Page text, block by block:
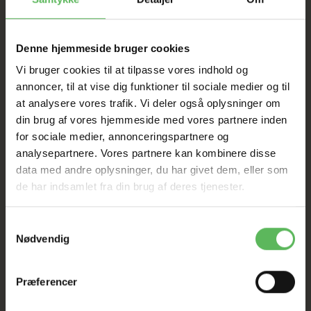
Denne hjemmeside bruger cookies
Vi bruger cookies til at tilpasse vores indhold og
annoncer, til at vise dig funktioner til sociale medier og til
at analysere vores trafik. Vi deler også oplysninger om
din brug af vores hjemmeside med vores partnere inden
for sociale medier, annonceringspartnere og
analysepartnere. Vores partnere kan kombinere disse
data med andre oplysninger, du har givet dem, eller som
de har indsamlet fra din brug af deres tjenester.
Nødvendig
Præferencer
SAT NED
Tilbud GÆLDER IKKE
I FYSISK BUTIKKERE